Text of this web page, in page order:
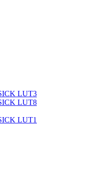
LUT3
LUT8
LUT1